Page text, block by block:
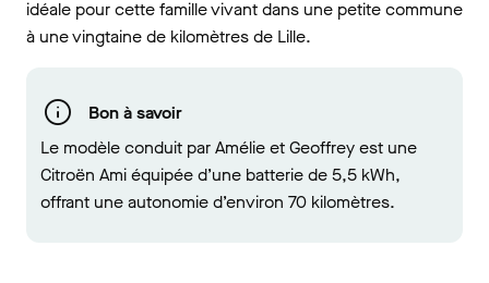
idéale pour cette famille vivant dans une petite commune
à une vingtaine de kilomètres de Lille.
Bon à savoir
Le modèle conduit par Amélie et Geoffrey est une
Citroën Ami équipée d’une batterie de 5,5 kWh,
offrant une autonomie d’environ 70 kilomètres.